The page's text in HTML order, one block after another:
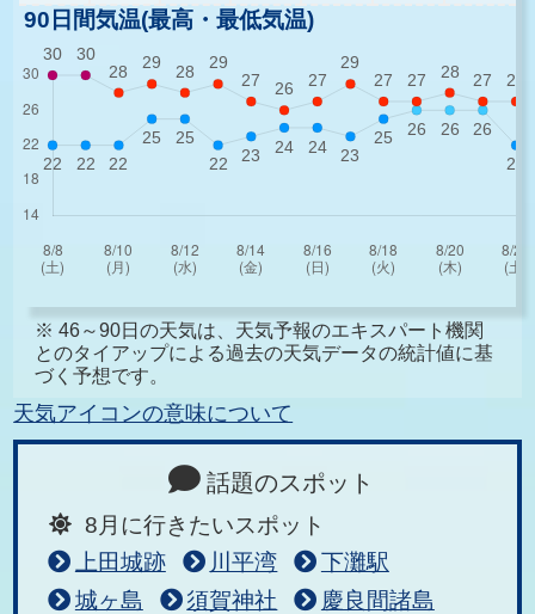
90日間気温(最高・最低気温)
※ 46～90日の天気は、天気予報のエキスパート機関
とのタイアップによる過去の天気データの統計値に基
づく予想です。
天気アイコンの意味について
話題のスポット
8月に行きたいスポット
上田城跡
川平湾
下灘駅
城ヶ島
須賀神社
慶良間諸島